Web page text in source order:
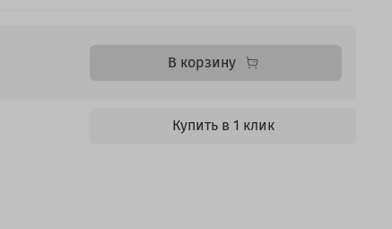
В корзину
Купить в 1 клик